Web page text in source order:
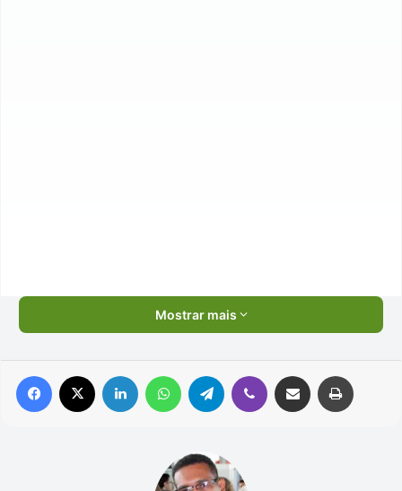
Mostrar mais
Facebook Linkedin WhatsAppTelegram Viber Compartilhar via e-mail